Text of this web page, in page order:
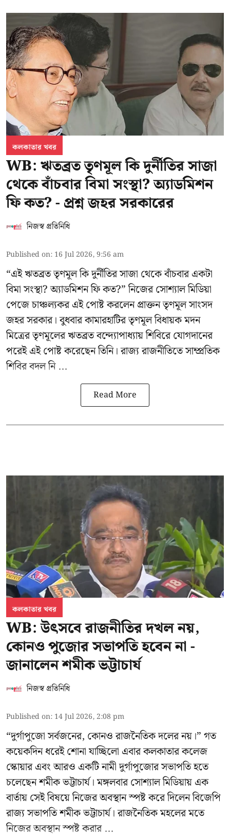
কলকাতার খবর
WB: ঋতব্রত তৃণমূল কি দুর্নীতির সাজা
থেকে বাঁচবার বিমা সংস্থা? অ্যাডমিশন
ফি কত? - প্রশ্ন জহর সরকারের
নিজস্ব প্রতিনিধি
Published on: 16 Jul 2026, 9:56 am
“এই ঋতব্রত তৃণমূল কি দুর্নীতির সাজা থেকে বাঁচবার একটা
বিমা সংস্থা? অ্যাডমিশন ফি কত?” নিজের সোশ্যাল মিডিয়া
পেজে চাঞ্চল্যকর এই পোষ্ট করলেন প্রাক্তন তৃণমূল সাংসদ
জহর সরকার। বুধবার কামারহাটির তৃণমূল বিধায়ক মদন
মিত্রেরতৃণমূলের ঋতব্রত বন্দ্যোপাধ্যায় শিবিরেযোগদানের
পরেই এই পোষ্ট করেছেন তিনি। রাজ্য রাজনীতিতে সাম্প্রতিক
শিবির বদল নি ...
Read More
কলকাতার খবর
WB: উৎসবে রাজনীতির দখল নয়,
কোনও পুজোর সভাপতি হবেন না -
জানালেন শমীক ভট্টাচার্য
নিজস্ব প্রতিনিধি
Published on: 14 Jul 2026, 2:08 pm
“দুর্গাপুজো সর্বজনের, কোনও রাজনৈতিক দলের নয়।” গত
কয়েকদিন ধরেই শোনা যাচ্ছিলো এবার কলকাতার কলেজ
স্কোয়ার এবং আরও একটি নামী দুর্গাপুজোর সভাপতি হতে
চলেছেনশমীক ভট্টাচার্য। মঙ্গলবার সোশ্যাল মিডিয়ায় এক
বার্তায় সেই বিষয়ে নিজের অবস্থান স্পষ্ট করে দিলেন বিজেপি
রাজ্য সভাপতি শমীক ভট্টাচার্য। রাজনৈতিক মহলের মতে
নিজের অবস্থান স্পষ্ট করার ...